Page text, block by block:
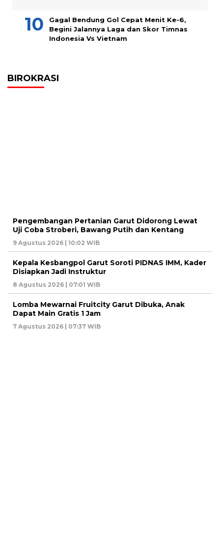
Gagal Bendung Gol Cepat Menit Ke-6,
Begini Jalannya Laga dan Skor Timnas
Indonesia Vs Vietnam
BIROKRASI
Pengembangan Pertanian Garut Didorong Lewat
Uji Coba Stroberi, Bawang Putih dan Kentang
9 Agustus 2026 | 10:02 WIB
Kepala Kesbangpol Garut Soroti PIDNAS IMM, Kader
Disiapkan Jadi Instruktur
8 Agustus 2026 | 07:01 WIB
Lomba Mewarnai Fruitcity Garut Dibuka, Anak
Dapat Main Gratis 1 Jam
7 Agustus 2026 | 07:37 WIB